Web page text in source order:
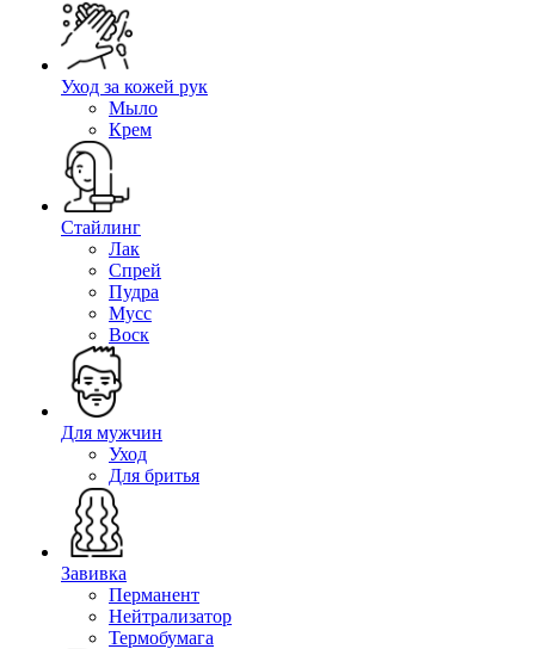
Уход за кожей рук
Мыло
Крем
Стайлинг
Лак
Спрей
Пудра
Мусс
Воск
Для мужчин
Уход
Для бритья
Завивка
Перманент
Нейтрализатор
Термобумага